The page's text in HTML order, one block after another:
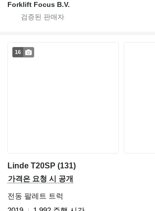
Forklift Focus B.V.
16
Linde T20SP (131)
가격은 요청 시 공개
전동 팔레트 트럭